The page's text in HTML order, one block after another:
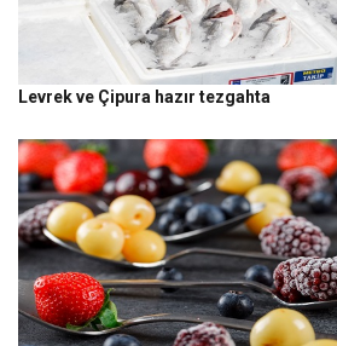
Levrek ve Çipura hazır tezgahta